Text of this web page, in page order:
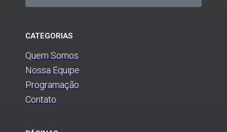
CATEGORIAS
Quem Somos
Nossa Equipe
Programação
Contato